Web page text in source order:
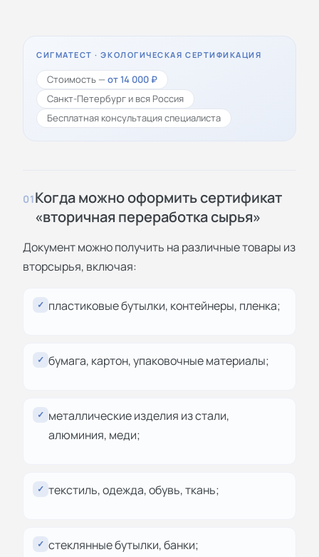
СИГМАТЕСТ · ЭКОЛОГИЧЕСКАЯ СЕРТИФИКАЦИЯ
Стоимость —от 14 000 ₽
Санкт-Петербург и вся Россия
Бесплатная консультация специалиста
01Когда можно оформить сертификат
«вторичная переработка сырья»
Документ можно получить на различные товары из
вторсырья, включая:
✓ пластиковые бутылки, контейнеры, пленка;
✓ бумага, картон, упаковочные материалы;
✓ металлические изделия из стали,
алюминия, меди;
✓ текстиль, одежда, обувь, ткань;
✓ стеклянные бутылки, банки;